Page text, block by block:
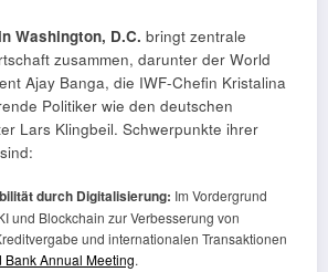
Washington, D.C. bringt zentrale
zusammen, darunter der World
Ajay Banga, die IWF-Chefin Kristalina
Politiker wie den deutschen
Lars Klingbeil. Schwerpunkte ihrer
durch Digitalisierung: Im Vordergrund
und Blockchain zur Verbesserung von
und internationalen Transaktionen
Bank Annual Meeting.